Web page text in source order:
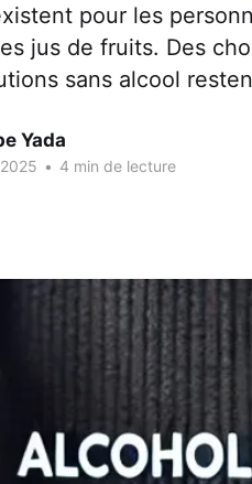
pour les
jus de fruits. Des
sans alcool
Yada
• 4 min de lecture